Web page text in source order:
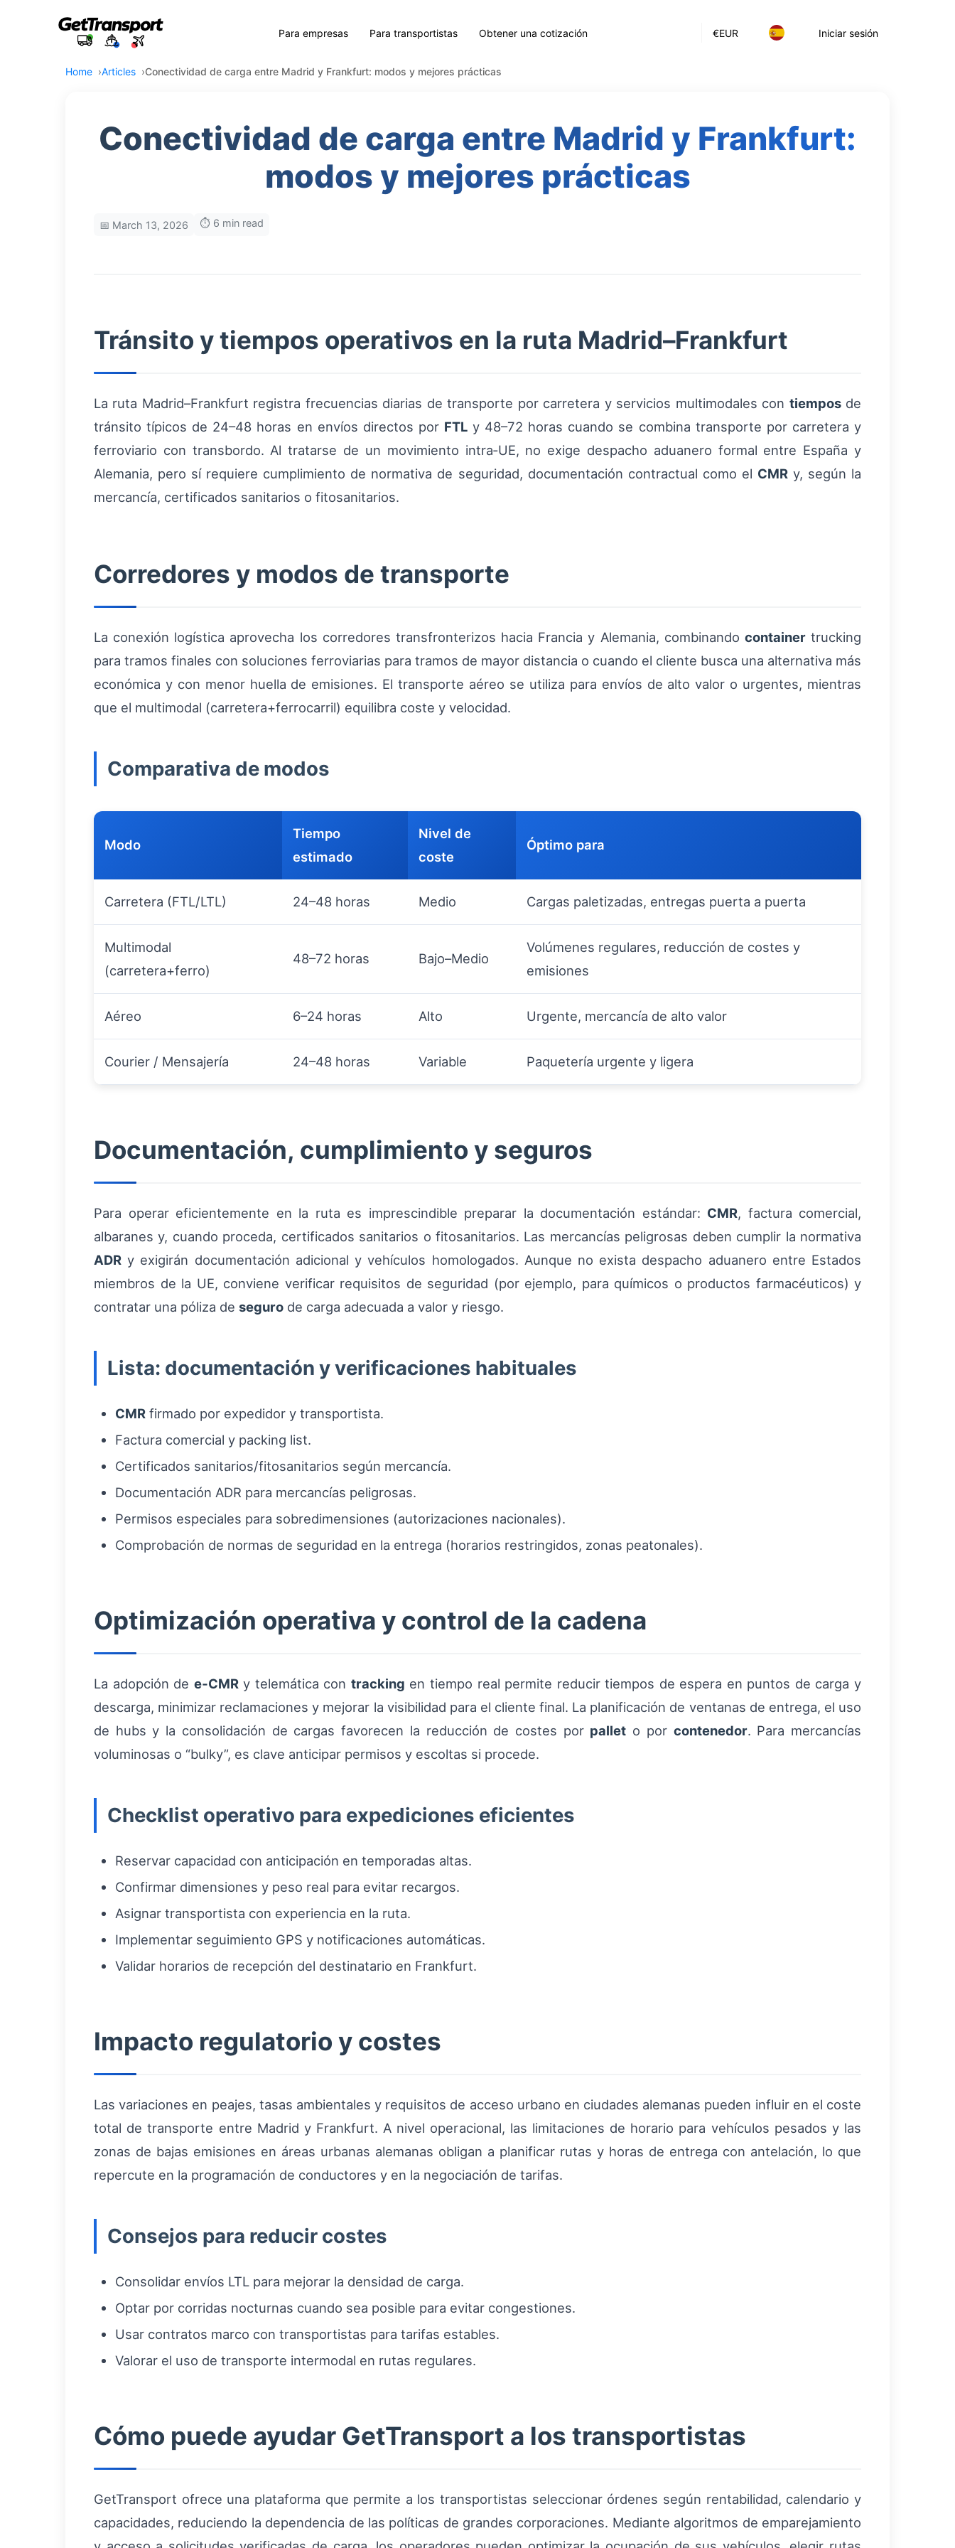
€EUR Iniciar sesión
Para empresas Para transportistas Obtener una cotización
Home Articles Conectividad de carga entre Madrid y Frankfurt: modos y mejores prácticas
Conectividad de carga entre Madrid y Frankfurt:
modos y mejores prácticas
📅 March 13, 2026 ⏱️ 6 min read
Tránsito y tiempos operativos en la ruta Madrid–Frankfurt
La ruta Madrid–Frankfurt registra frecuencias diarias de transporte por carretera y servicios multimodales con tiemposde
tránsito típicos de 24–48 horas en envíos directos por FTLy 48–72 horas cuando se combina transporte por carretera y
ferroviario con transbordo. Al tratarse de un movimiento intra‑UE, no exige despacho aduanero formal entre España y
Alemania, pero sí requiere cumplimiento de normativa de seguridad, documentación contractual como el CMRy, según la
mercancía, certificados sanitarios o fitosanitarios.
Corredores y modos de transporte
La conexión logística aprovecha los corredores transfronterizos hacia Francia y Alemania, combinando containertrucking
para tramos finales con soluciones ferroviarias para tramos de mayor distancia o cuando el cliente busca una alternativa más
económica y con menor huella de emisiones. El transporte aéreo se utiliza para envíos de alto valor o urgentes, mientras
que el multimodal (carretera+ferrocarril) equilibra coste y velocidad.
Comparativa de modos
Modo
Tiempo
estimado
Nivel de
coste
Óptimo para
Carretera (FTL/LTL) 24–48 horas Medio Cargas paletizadas, entregas puerta a puerta
Multimodal
(carretera+ferro)
48–72 horas Bajo–Medio
Volúmenes regulares, reducción de costes y
emisiones
Aéreo 6–24 horas Alto Urgente, mercancía de alto valor
Courier / Mensajería 24–48 horas Variable Paquetería urgente y ligera
Documentación, cumplimiento y seguros
Para operar eficientemente en la ruta es imprescindible preparar la documentación estándar: CMR, factura comercial,
albaranes y, cuando proceda, certificados sanitarios o fitosanitarios. Las mercancías peligrosas deben cumplir la normativa
ADR y exigirán documentación adicional y vehículos homologados. Aunque no exista despacho aduanero entre Estados
miembros de la UE, conviene verificar requisitos de seguridad (por ejemplo, para químicos o productos farmacéuticos) y
contratar una póliza de seguro de carga adecuada a valor y riesgo.
Lista: documentación y verificaciones habituales
CMR firmado por expedidor y transportista.
Factura comercial y packing list.
Certificados sanitarios/fitosanitarios según mercancía.
Documentación ADR para mercancías peligrosas.
Permisos especiales para sobredimensiones (autorizaciones nacionales).
Comprobación de normas de seguridad en la entrega (horarios restringidos, zonas peatonales).
Optimización operativa y control de la cadena
La adopción de e‑CMRy telemática con tracking en tiempo real permite reducir tiempos de espera en puntos de carga y
descarga, minimizar reclamaciones y mejorar la visibilidad para el cliente final. La planificación de ventanas de entrega, el uso
de hubs y la consolidación de cargas favorecen la reducción de costes por pallet o por contenedor. Para mercancías
voluminosas o “bulky”, es clave anticipar permisos y escoltas si procede.
Checklist operativo para expediciones eficientes
Reservar capacidad con anticipación en temporadas altas.
Confirmar dimensiones y peso real para evitar recargos.
Asignar transportista con experiencia en la ruta.
Implementar seguimiento GPS y notificaciones automáticas.
Validar horarios de recepción del destinatario en Frankfurt.
Impacto regulatorio y costes
Las variaciones en peajes, tasas ambientales y requisitos de acceso urbano en ciudades alemanas pueden influir en el coste
total de transporte entre Madrid y Frankfurt. A nivel operacional, las limitaciones de horario para vehículos pesados y las
zonas de bajas emisiones en áreas urbanas alemanas obligan a planificar rutas y horas de entrega con antelación, lo que
repercute en la programación de conductores y en la negociación de tarifas.
Consejos para reducir costes
Consolidar envíos LTL para mejorar la densidad de carga.
Optar por corridas nocturnas cuando sea posible para evitar congestiones.
Usar contratos marco con transportistas para tarifas estables.
Valorar el uso de transporte intermodal en rutas regulares.
Cómo puede ayudar GetTransport a los transportistas
GetTransport ofrece una plataforma que permite a los transportistas seleccionar órdenes según rentabilidad, calendario y
capacidades, reduciendo la dependencia de las políticas de grandes corporaciones. Mediante algoritmos de emparejamiento